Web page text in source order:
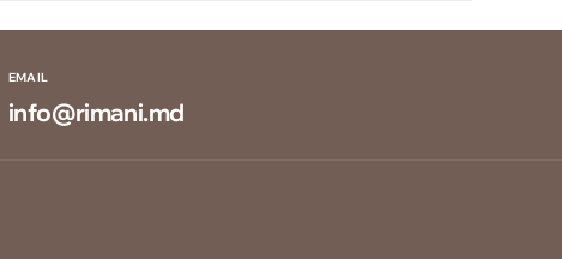
EMAIL
info@rimani.md